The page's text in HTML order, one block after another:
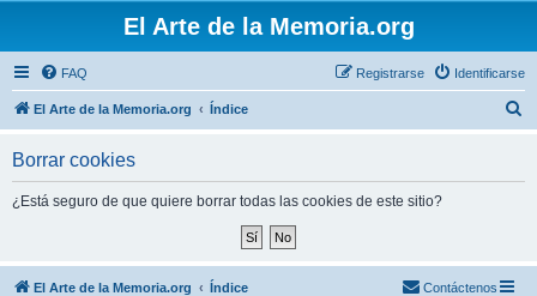
El Arte de la Memoria.org
FAQ Identificarse
Registrarse
El Arte de la Memoria.org Índice
Borrar cookies
¿Está seguro de que quiere borrar todas las cookies de este sitio?
El Arte de la Memoria.org Índice Contáctenos